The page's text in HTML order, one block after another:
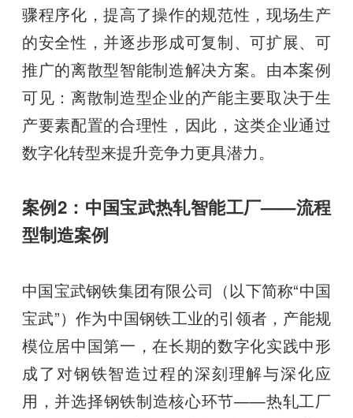
骤程序化，提高了操作的规范性，现场生产
的安全性，并逐步形成可复制、可扩展、可
推广的离散型智能制造解决方案。由本案例
可见：离散制造型企业的产能主要取决于生
产要素配置的合理性，因此，这类企业通过
数字化转型来提升竞争力更具潜力。
案例2：中国宝武热轧智能工厂——流程
型制造案例
中国宝武钢铁集团有限公司（以下简称“中国
宝武”）作为中国钢铁工业的引领者，产能规
模位居中国第一，在长期的数字化实践中形
成了对钢铁智造过程的深刻理解与深化应
用，并选择钢铁制造核心环节——热轧工厂